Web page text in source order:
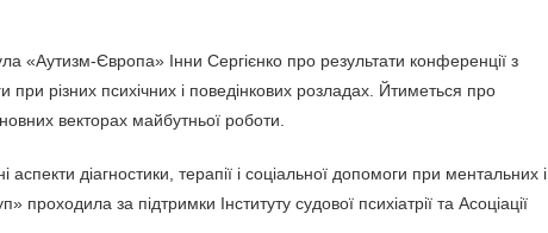
«Аутизм-Європа» Інни Сергієнко про результати конференції з
при різних психічних і поведінкових розладах. Йтиметься про
векторах майбутньої роботи.
діагностики, терапії і соціальної допомоги при ментальних і
проходила за підтримки Інституту судової психіатрії та Асоціації